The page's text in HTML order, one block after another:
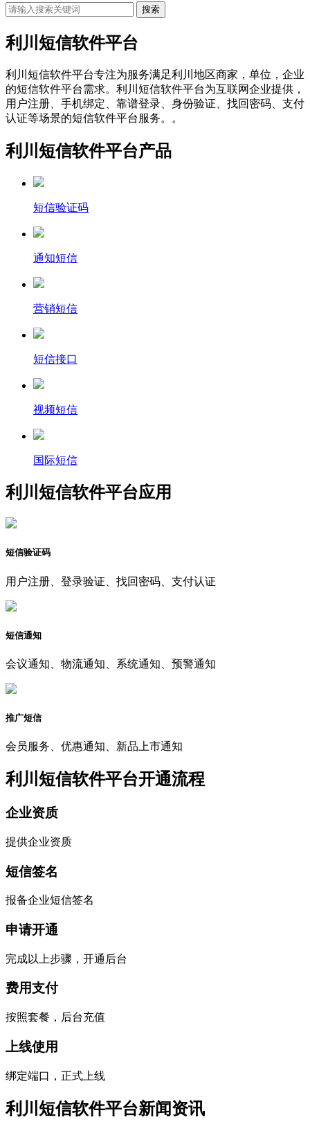
搜索
利川短信软件平台
利川短信软件平台专注为服务满足利川地区商家，单位，企业
的短信软件平台需求。利川短信软件平台为互联网企业提供，
用户注册、手机绑定、靠谱登录、身份验证、找回密码、支付
认证等场景的短信软件平台服务。。
利川短信软件平台产品
短信验证码
通知短信
营销短信
短信接口
视频短信
国际短信
利川短信软件平台应用
短信验证码
用户注册、登录验证、找回密码、支付认证
短信通知
会议通知、物流通知、系统通知、预警通知
推广短信
会员服务、优惠通知、新品上市通知
利川短信软件平台开通流程
企业资质
提供企业资质
短信签名
报备企业短信签名
申请开通
完成以上步骤，开通后台
费用支付
按照套餐，后台充值
上线使用
绑定端口，正式上线
利川短信软件平台新闻资讯